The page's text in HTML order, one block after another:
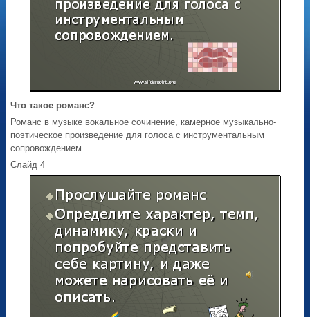
Что такое романс?
Романс в музыке вокальное сочинение, камерное музыкально-
поэтическое произведение для голоса с инструментальным
сопровождением.
Слайд 4